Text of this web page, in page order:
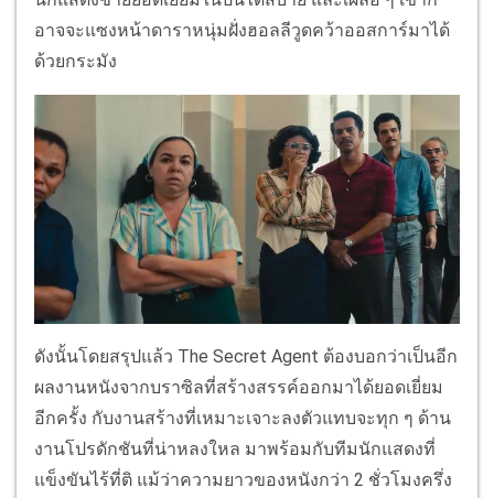
อาจจะแซงหน้าดาราหนุ่มฝั่งฮอลลีวูดคว้าออสการ์มาได้
ด้วยกระมัง
ดังนั้นโดยสรุปแล้ว The Secret Agent ต้องบอกว่าเป็นอีก
ผลงานหนังจากบราซิลที่สร้างสรรค์ออกมาได้ยอดเยี่ยม
อีกครั้ง กับงานสร้างที่เหมาะเจาะลงตัวแทบจะทุก ๆ ด้าน
งานโปรดักชันที่น่าหลงใหล มาพร้อมกับทีมนักแสดงที่
แข็งขันไร้ที่ติ แม้ว่าความยาวของหนังกว่า 2 ชั่วโมงครึ่ง